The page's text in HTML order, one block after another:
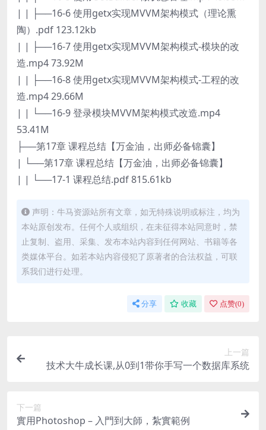
| | ├──16-6 使用getx实现MVVM架构模式（理论熏
陶）.pdf 123.12kb
| | ├──16-7 使用getx实现MVVM架构模式-模块的改
造.mp4 73.92M
| | ├──16-8 使用getx实现MVVM架构模式-工程的改
造.mp4 29.66M
| | └──16-9 登录模块MVVM架构模式改造.mp4
53.41M
├──第17章 课程总结【万金油，出师必备锦囊】
| └──第17章 课程总结【万金油，出师必备锦囊】
| | └──17-1 课程总结.pdf 815.61kb
声明：牛马资源站所有文章，如无特殊说明或标注，均为
本站原创发布。任何个人或组织，在未征得本站同意时，禁
止复制、盗用、采集、发布本站内容到任何网站、书籍等各
类媒体平台。如若本站内容侵犯了原著者的合法权益，可联
系我们进行处理。
分享 收藏 点赞(0)
上一篇
技术大牛成长课,从0到1带你手写一个数据库系统
下一篇
實用Photoshop – 入門到大師，紮實範例